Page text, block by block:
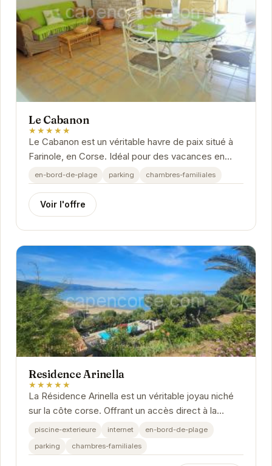
Le Cabanon
★★★★★
Le Cabanon est un véritable havre de paix situé à
Farinole, en Corse. Idéal pour des vacances en
famille ou entre amis, cet hébergement offre un...
en-bord-de-plage parking chambres-familiales
Voir l'offre
Residence Arinella
★★★★★
La Résidence Arinella est un véritable joyau niché
sur la côte corse. Offrant un accès direct à la
plage, elle propose des appartements...
piscine-exterieure internet
en-bord-de-plage
parking
chambres-familiales